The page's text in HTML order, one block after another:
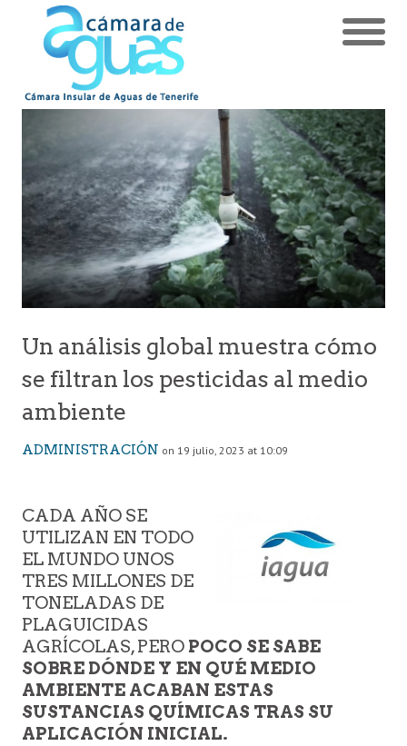
Un análisis global muestra cómo
se filtran los pesticidas al medio
ambiente
ADMINISTRACIÓN on 19 julio, 2023 at 10:09
CADA AÑO SE
UTILIZAN EN TODO
EL MUNDO UNOS
TRES MILLONES DE
TONELADAS DE
PLAGUICIDAS
AGRÍCOLAS, PERO POCO SE SABE
SOBRE DÓNDE Y EN QUÉ MEDIO
AMBIENTE ACABAN ESTAS
SUSTANCIAS QUÍMICAS TRAS SU
APLICACIÓN INICIAL.